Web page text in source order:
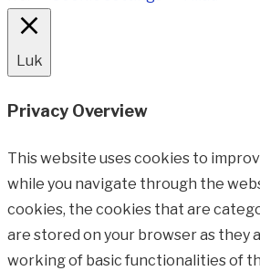
Luk
Privacy Overview
This website uses cookies to
while you navigate through the
cookies, the cookies that are
are stored on your browser as they
working of basic functionalities of